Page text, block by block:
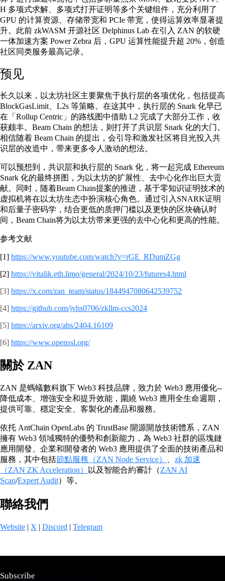
H 多项式求解、多项式打开证明等多个关键组件，充分利用了
GPU 的计算资源、存储带宽和 PCIe 带宽，使得运算效率显著提
升。此前 zkWASM 开源社区 Delphinus Lab 在引入 ZAN 的软硬
一体加速方案 Power Zebra 后，GPU 运算性能提升超 20%，创造
社区同类服务最高记录。
预见
长久以来，以太坊社区主要聚焦于执行层的各项优化，包括提高
BlockGasLimit、L2s 等策略。在这其中，执行层的 Snark 化早已
在「Rollup Centric」的路线图中借助 L2 完成了大部分工作，收
获颇丰。Beam Chain 的想法，则打开了共识层 Snark 化的大门。
相信随着 Beam Chain 的提出，会引导和激发社区将目光投入共
识层的改造中，带来更多令人激动的想法。
可以预想到，共识层和执行层的 Snark 化，将一起完成 Ethereum
Snark 化的最终拼图，为以太坊的扩展性、去中心化作出巨大贡
献。同时，随着Beam Chain提案的推进，基于零知识证明技术的
虚拟机将在以太坊生态中扮演核心角色。通过引入SNARK证明
和后量子密码学，结合更低的质押门槛以及更快的区块确认时
间，Beam Chain将为以太坊带来更强的去中心化和更高的性能。
参考文献
[1] https://www.youtube.com/watch?v=rGE_RDumZGg
[2] https://vitalik.eth.limo/general/2024/10/23/futures4.html
[3] https://x.com/zan_team/status/1844947080642539752
[4] https://github.com/jvhs0706/zkllm-ccs2024
[5] https://arxiv.org/abs/2404.16109
[6] https://www.openssl.org/
關於 ZAN
ZAN 是螞蟻數科旗下 Web3 科技品牌，致力於 Web3 應用優化--
降低成本、增強安全和提升效能，圍繞 Web3 應用全生命週期，
提供可靠、穩定安全、客製化的產品和服務。
依托 AntChain OpenLabs 的 TrustBase 開源開放技術體系，ZAN
擁有 Web3 領域獨特的優勢和創新能力，為 Web3 社群的區塊鏈
應用開發、企業和開發者的 Web3 應用提供了全面的技術產品和
服務，其中包括節點服務（ZAN Node Service） 、 zk 加速
（ZAN ZK Acceleration） 以及智能合約審計（ZAN AI
Scan/Expert Audit）等。
聯絡我們
Website | X | Discord | Telegram
Subscribe